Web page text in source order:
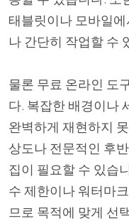
태블릿이나 모바일
나 간단히 작업할 수
물론 무료 온라인 도
다. 복잡한 배경이나
완벽하게 재현하지
상도나 전문적인 후
집이 필요할 수 있습
수 제한이나 워터마
므로 목적에 맞게 선